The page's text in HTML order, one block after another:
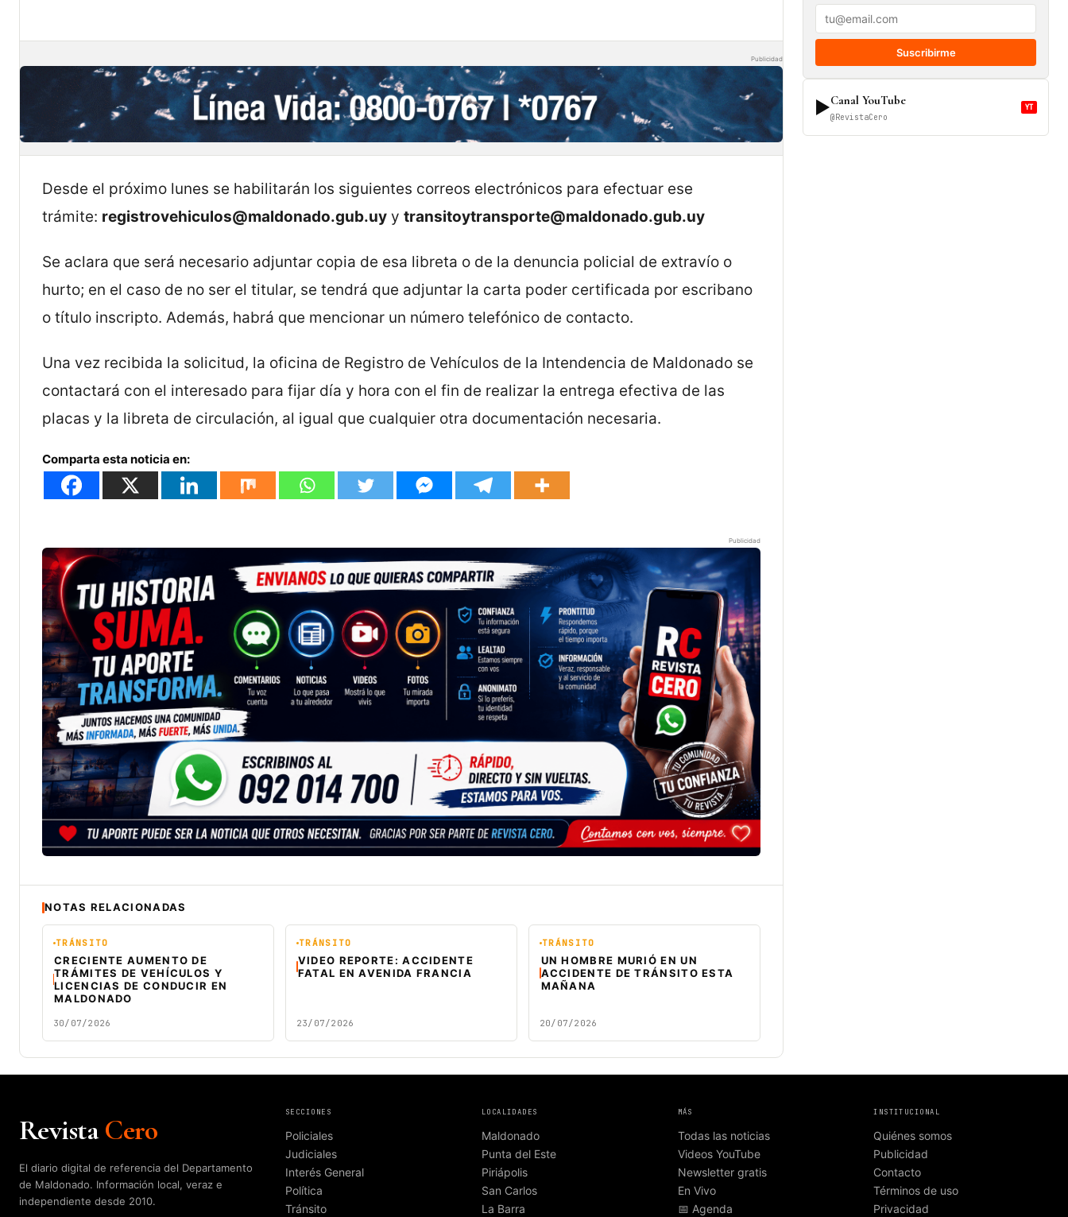
Publicidad
Desde el próximo lunes se habilitarán los siguientes correos electrónicos para efectuar ese
trámite: registrovehiculos@maldonado.gub.uy y transitoytransporte@maldonado.gub.uy
Se aclara que será necesario adjuntar copia de esa libreta o de la denuncia policial de extravío o
hurto; en el caso de no ser el titular, se tendrá que adjuntar la carta poder certificada por escribano
o título inscripto. Además, habrá que mencionar un número telefónico de contacto.
Una vez recibida la solicitud, la oficina de Registro de Vehículos de la Intendencia de Maldonado se
contactará con el interesado para fijar día y hora con el fin de realizar la entrega efectiva de las
placas y la libreta de circulación, al igual que cualquier otra documentación necesaria.
Comparta esta noticia en:
Publicidad
NOTAS RELACIONADAS
TRÁNSITO
CRECIENTE AUMENTO DE
TRÁMITES DE VEHÍCULOS Y
LICENCIAS DE CONDUCIR EN
MALDONADO
30/07/2026
TRÁNSITO
VIDEO REPORTE: ACCIDENTE
FATAL EN AVENIDA FRANCIA
23/07/2026
TRÁNSITO
UN HOMBRE MURIÓ EN UN
ACCIDENTE DE TRÁNSITO ESTA
MAÑANA
20/07/2026
Suscribirme
▶Canal YouTube
@RevistaCero
YT
RevistaCero
El diario digital de referencia del Departamento
de Maldonado. Información local, veraz e
independiente desde 2010.
SECCIONES
Policiales
Judiciales
Interés General
Política
Tránsito
LOCALIDADES
Maldonado
Punta del Este
Piriápolis
San Carlos
La Barra
MÁS
Todas las noticias
Videos YouTube
Newsletter gratis
En Vivo
📅 Agenda
INSTITUCIONAL
Quiénes somos
Publicidad
Contacto
Términos de uso
Privacidad